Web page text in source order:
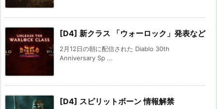
[D4] 新クラス 「ウォーロック」発表など
2月12日の朝に配信された Diablo 30th
Anniversary Sp ...
[D4] スピリットボーン 情報解禁